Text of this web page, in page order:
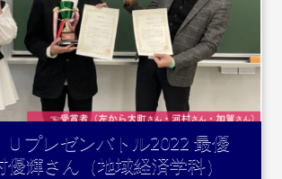
...続きを読む
Ｕプレゼンバトル2022 最優
輝さん（地域経済学科）